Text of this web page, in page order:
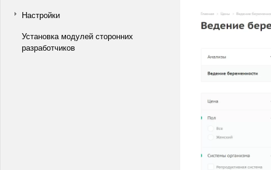
Настройки
Установка модулей сторонних
разработчиков